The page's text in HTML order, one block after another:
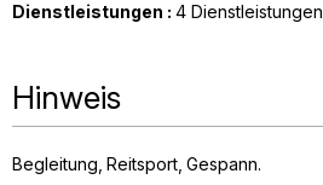
Dienstleistungen : 4 Dienstleistungen
Hinweis
Begleitung Reitsport Gespann